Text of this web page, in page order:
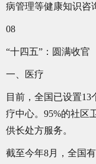
病管理等健康知识咨
08
“十四五”：圆满收官
一、医疗
目前，全国已设置13
疗中心。95%的社区
供长处方服务。
截至今年8月，全国